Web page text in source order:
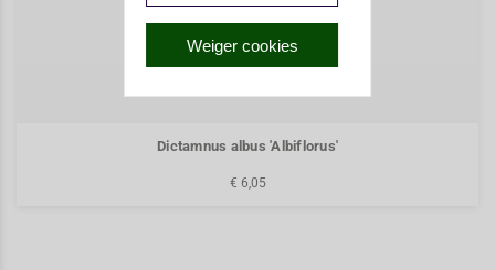
Dictamnus albus 'Albiflorus'
€ 6,05
Weiger cookies